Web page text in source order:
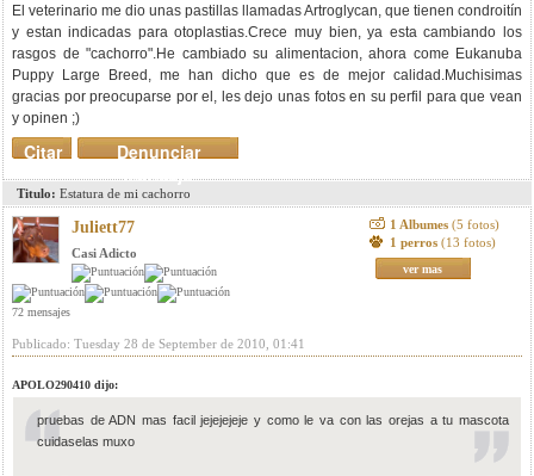
El veterinario me dio unas pastillas llamadas Artroglycan, que tienen condroitín
y estan indicadas para otoplastias.Crece muy bien, ya esta cambiando los
rasgos de "cachorro".He cambiado su alimentacion, ahora come Eukanuba
Puppy Large Breed, me han dicho que es de mejor calidad.Muchisimas
gracias por preocuparse por el, les dejo unas fotos en su perfil para que vean
y opinen ;)
Denunciar
mensaje
Citar
Titulo: Estatura de mi cachorro
Juliett77
Casi Adicto
72 mensajes
1 Albumes (5 fotos)
1 perros (13 fotos)
ver mas
Publicado: Tuesday 28 de September de 2010, 01:41
APOLO290410 dijo:
pruebas de ADN mas facil jejejejeje y como le va con las orejas a tu mascota
cuidaselas muxo